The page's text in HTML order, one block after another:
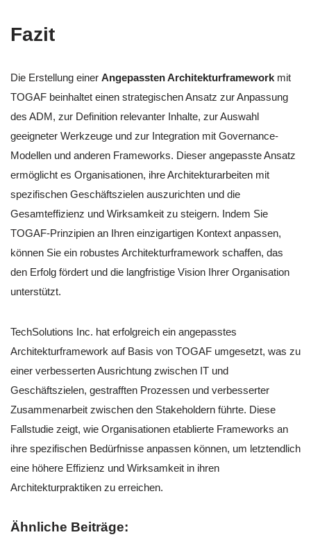
Fazit
Die Erstellung einer Angepassten Architekturframework mit
TOGAF beinhaltet einen strategischen Ansatz zur Anpassung
des ADM, zur Definition relevanter Inhalte, zur Auswahl
geeigneter Werkzeuge und zur Integration mit Governance-
Modellen und anderen Frameworks. Dieser angepasste Ansatz
ermöglicht es Organisationen, ihre Architekturarbeiten mit
spezifischen Geschäftszielen auszurichten und die
Gesamteffizienz und Wirksamkeit zu steigern. Indem Sie
TOGAF-Prinzipien an Ihren einzigartigen Kontext anpassen,
können Sie ein robustes Architekturframework schaffen, das
den Erfolg fördert und die langfristige Vision Ihrer Organisation
unterstützt.
TechSolutions Inc. hat erfolgreich ein angepasstes
Architekturframework auf Basis von TOGAF umgesetzt, was zu
einer verbesserten Ausrichtung zwischen IT und
Geschäftszielen, gestrafften Prozessen und verbesserter
Zusammenarbeit zwischen den Stakeholdern führte. Diese
Fallstudie zeigt, wie Organisationen etablierte Frameworks an
ihre spezifischen Bedürfnisse anpassen können, um letztendlich
eine höhere Effizienz und Wirksamkeit in ihren
Architekturpraktiken zu erreichen.
Ähnliche Beiträge: